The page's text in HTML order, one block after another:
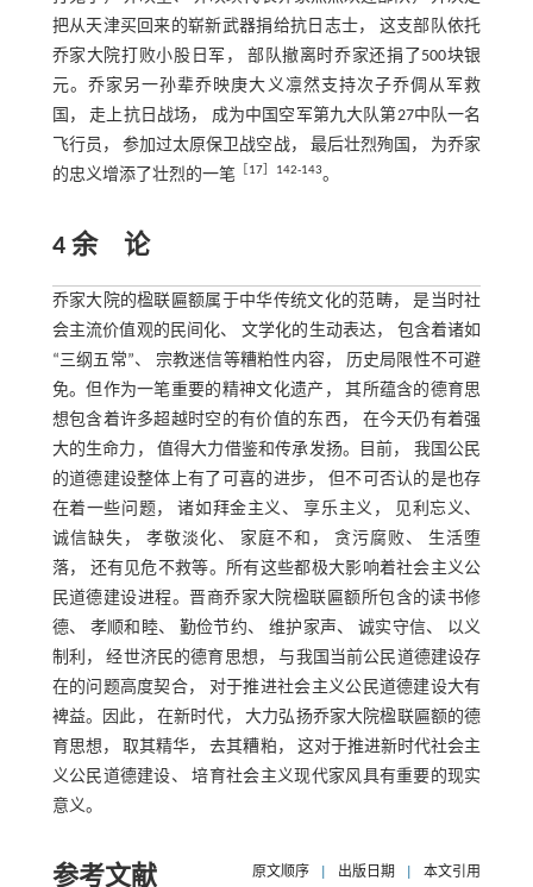
把从天津买回来的崭新武器捐给抗日志士， 这支部队依托
乔家大院打败小股日军， 部队撤离时乔家还捐了500块银
元。乔家另一孙辈乔映庚大义凛然支持次子乔倜从军救
国， 走上抗日战场， 成为中国空军第九大队第27中队一名
飞行员， 参加过太原保卫战空战， 最后壮烈殉国， 为乔家
的忠义增添了壮烈的一笔
17］142⁃143。
4 余 论
乔家大院的楹联匾额属于中华传统文化的范畴， 是当时社
会主流价值观的民间化、 文学化的生动表达， 包含着诸如
“三纲五常”、 宗教迷信等糟粕性内容， 历史局限性不可避
免。但作为一笔重要的精神文化遗产， 其所蕴含的德育思
想包含着许多超越时空的有价值的东西， 在今天仍有着强
大的生命力， 值得大力借鉴和传承发扬。目前， 我国公民
的道德建设整体上有了可喜的进步， 但不可否认的是也存
在着一些问题， 诸如拜金主义、 享乐主义， 见利忘义、
诚信缺失， 孝敬淡化、 家庭不和， 贪污腐败、 生活堕
落， 还有见危不救等。所有这些都极大影响着社会主义公
民道德建设进程。晋商乔家大院楹联匾额所包含的读书修
德、 孝顺和睦、 勤俭节约、 维护家声、 诚实守信、 以义
制利， 经世济民的德育思想， 与我国当前公民道德建设存
在的问题高度契合， 对于推进社会主义公民道德建设大有
裨益。因此， 在新时代， 大力弘扬乔家大院楹联匾额的德
育思想， 取其精华， 去其糟粕， 这对于推进新时代社会主
义公民道德建设、 培育社会主义现代家风具有重要的现实
意义。
参考文献 原文顺序 出版日期 本文引用